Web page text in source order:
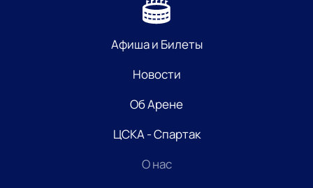
Афиша и Билеты
Новости
Об Арене
ЦСКА - Спартак
О нас